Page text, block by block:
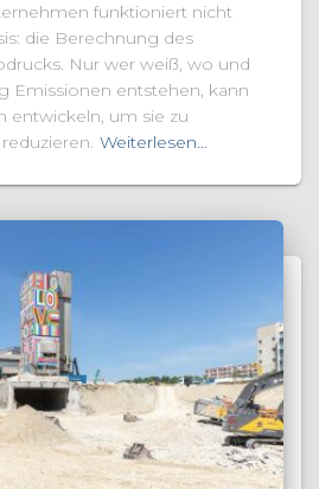
funktioniert nicht
die Berechnung des
Nur wer weiß, wo und
Emissionen entstehen, kann
entwickeln, um sie zu
Weiterlesen…